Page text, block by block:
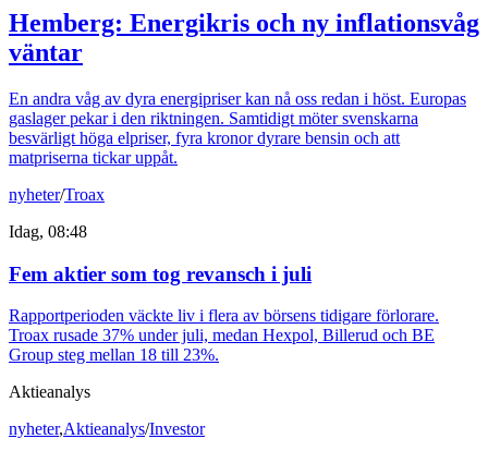
Hemberg: Energikris och ny inflationsvåg
väntar
En andra våg av dyra energipriser kan nå oss redan i höst. Europas
gaslager pekar i den riktningen. Samtidigt möter svenskarna
besvärligt höga elpriser, fyra kronor dyrare bensin och att
matpriserna tickar uppåt.
nyheter/Troax
Idag, 08:48
Fem aktier som tog revansch i juli
Rapportperioden väckte liv i flera av börsens tidigare förlorare.
Troax rusade 37% under juli, medan Hexpol, Billerud och BE
Group steg mellan 18 till 23%.
Aktieanalys
nyheter,Aktieanalys/Investor